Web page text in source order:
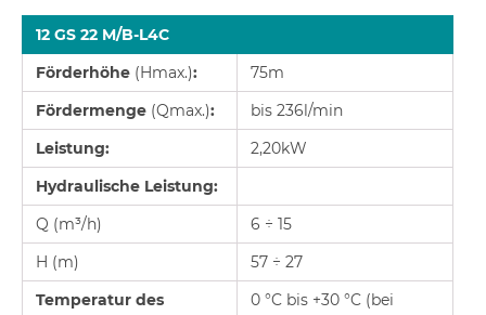
12 GS 22 M/B-L4C
Förderhöhe (Hmax.):
75m
Fördermenge (Qmax.):
bis 236l/min
Leistung:
2,20kW
Hydraulische Leistung:
Q (m³/h)
6 ÷ 15
H (m)
57 ÷ 27
Temperatur des
0 °C bis +30 °C (bei